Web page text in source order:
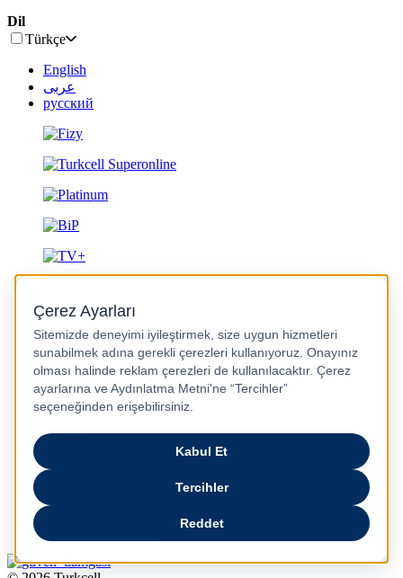
Dil
Türkçe
English
عربى
русский